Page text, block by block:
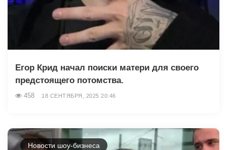
Егор Крид начал поиски матери для своего
предстоящего потомства.
458 18 СЕНТЯБРЯ, 2025 20:46
Новости шоу-бизнеса